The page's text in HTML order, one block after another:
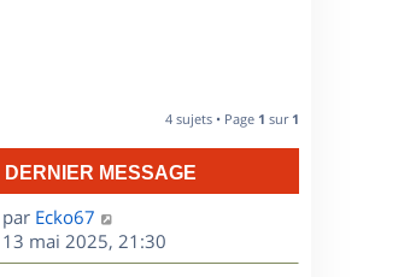
4 sujets • Page 1 sur 1
DERNIER MESSAGE
D
e
r
par Ecko67
13 mai 2025, 21:30